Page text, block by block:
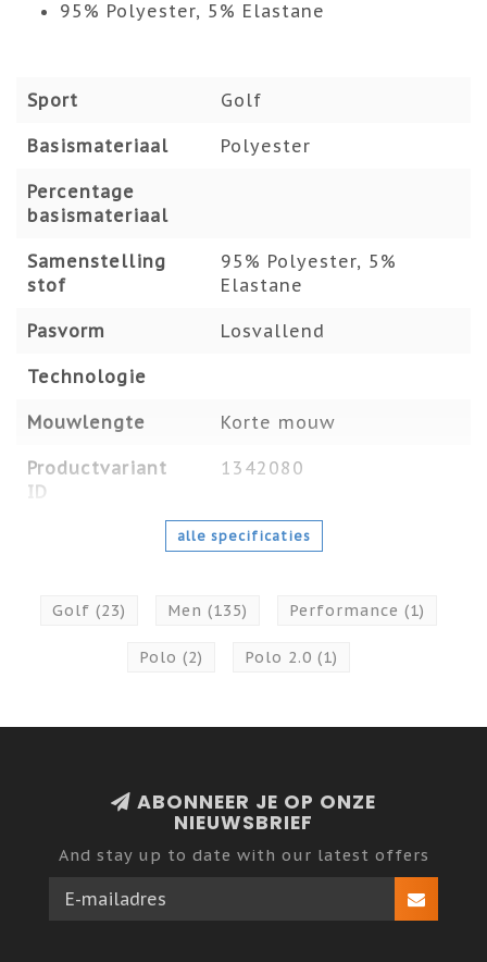
95% Polyester, 5% Elastane
Sport Golf
Basismateriaal Polyester
Percentage
basismateriaal
Samenstelling
stof
95% Polyester, 5%
Elastane
Pasvorm Losvallend
Technologie
Mouwlengte Korte mouw
Productvariant
ID
1342080
alle specificaties
Golf (23) Men (135) Performance (1)
Polo (2) Polo 2.0 (1)
ABONNEER JE OP ONZE
NIEUWSBRIEF
And stay up to date with our latest offers